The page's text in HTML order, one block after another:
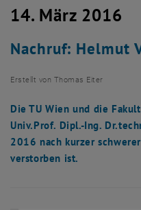
Zurück: Subseiten von TU
Zurück zur letzten Ebene:
TU Wien Startseite
Übersicht
14. März 2016
Nachruf: Helmut
Erstellt von Thomas Eiter
Die TU Wien und die
Univ.Prof. Dipl.-Ing.
2016 nach kurzer
verstorben ist.